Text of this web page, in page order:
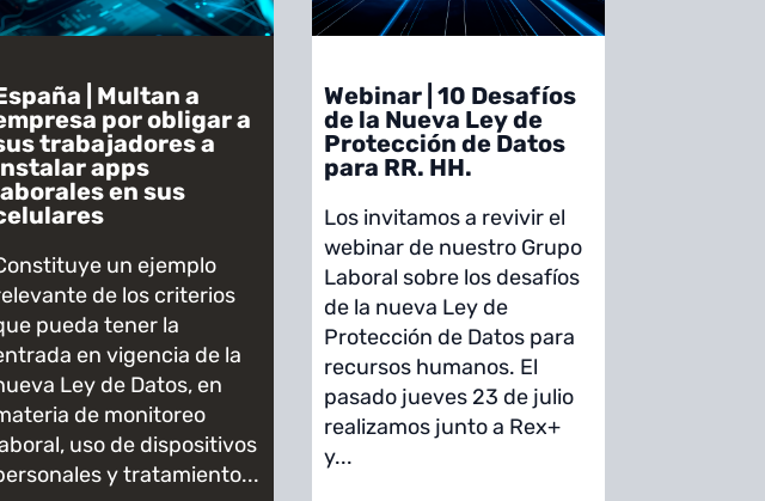
| Multan a
por obligar a
trabajadores a
apps
en sus
un ejemplo
de los criterios
pueda tener la
en vigencia de la
Ley de Datos, en
de monitoreo
uso de dispositivos
y tratamiento...
Webinar | 10 Desafíos
de la Nueva Ley de
Protección de Datos
para RR. HH.
Los invitamos a revivir el
webinar de nuestro Grupo
Laboral sobre los desafíos
de la nueva Ley de
Protección de Datos para
recursos humanos. El
pasado jueves 23 de julio
realizamos junto a Rex+
y...